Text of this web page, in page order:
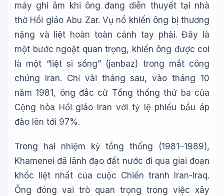
máy ghi âm khi ông đang diễn thuyết tại nhà
thờ Hồi giáo Abu Zar. Vụ nổ khiến ông bị thương
nặng và liệt hoàn toàn cánh tay phải. Đây là
một bước ngoặt quan trọng, khiến ông được coi
là một “liệt sĩ sống” (janbaz) trong mắt công
chúng Iran. Chỉ vài tháng sau, vào tháng 10
năm 1981, ông đắc cử Tổng thống thứ ba của
Cộng hòa Hồi giáo Iran với tỷ lệ phiếu bầu áp
đảo lên tới 97%.
Trong hai nhiệm kỳ tổng thống (1981–1989),
Khamenei đã lãnh đạo đất nước đi qua giai đoạn
khốc liệt nhất của cuộc Chiến tranh Iran-Iraq.
Ông đóng vai trò quan trọng trong việc xây